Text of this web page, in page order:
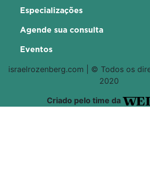
Especializações
Agende sua consulta
Eventos
israelrozenberg.com | © Todos os
2020
Criado pelo time da